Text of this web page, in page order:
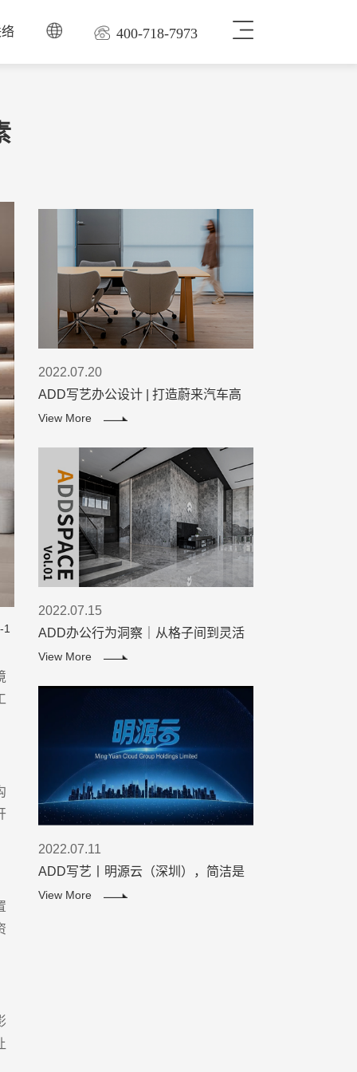
400-718-7973
-1
2022.07.20
ADD写艺办公设计 | 打造蔚来汽车高
效办公空间
View More
2022.07.15
ADD办公行为洞察｜从格子间到灵活
办公，打工族的精神解放进程
View More
2022.07.11
ADD写艺丨明源云（深圳），简洁是
智慧的灵魂！
View More